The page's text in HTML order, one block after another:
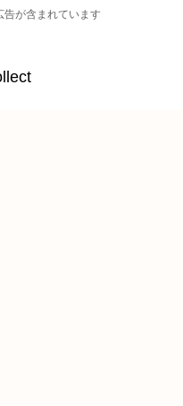
が含まれています